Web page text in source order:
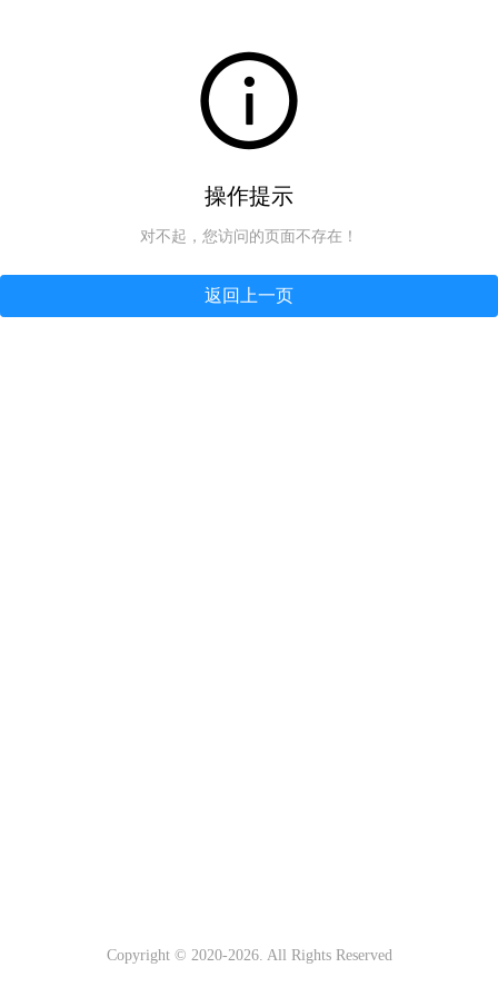
操作提示
对不起，您访问的页面不存在！
返回上一页
Copyright © 2020-2026. All Rights Reserved